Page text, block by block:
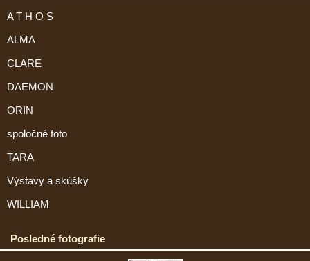
A T H O S
ALMA
CLARE
DAEMON
ORIN
spoločné foto
TARA
Výstavy a skúšky
WILLIAM
Posledné fotografie